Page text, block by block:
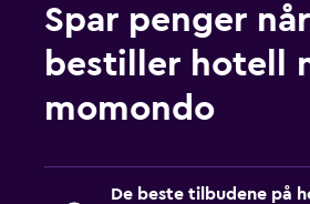
Spar penger
bestiller hotell
momondo
De beste tilbudene på